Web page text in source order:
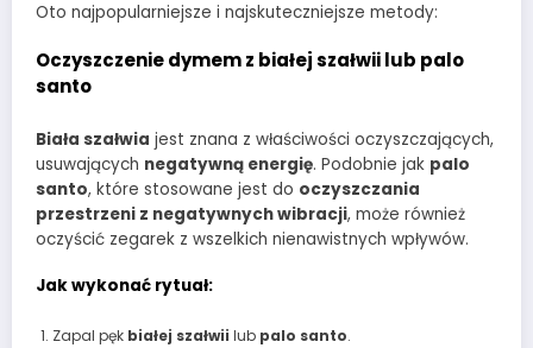
Oto najpopularniejsze i najskuteczniejsze metody:
Oczyszczenie dymem z białej szałwii lub palo
santo
Biała szałwia jest znana z właściwości oczyszczających,
usuwających negatywną energię. Podobnie jak palo
santo, które stosowane jest do oczyszczania
przestrzeni z negatywnych wibracji, może również
oczyścić zegarek z wszelkich nienawistnych wpływów.
Jak wykonać rytuał:
Zapal pęk białej szałwii lub palo santo.